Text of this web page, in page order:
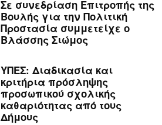
Σε συνεδρίαση Επιτροπής της
Βουλής για την Πολιτική
Προστασία συμμετείχε ο
Βλάσσης Σιώμος
ΥΠΕΣ: Διαδικασία και
κριτήρια πρόσληψης
προσωπικού σχολικής
καθαριότητας από τους
Δήμους